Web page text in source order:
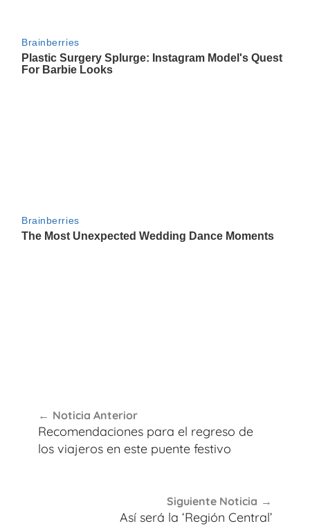
de
entradas
Noticia Anterior
Recomendaciones para el regreso de
los viajeros en este puente festivo
Siguiente Noticia
Así será la ‘Región Central’